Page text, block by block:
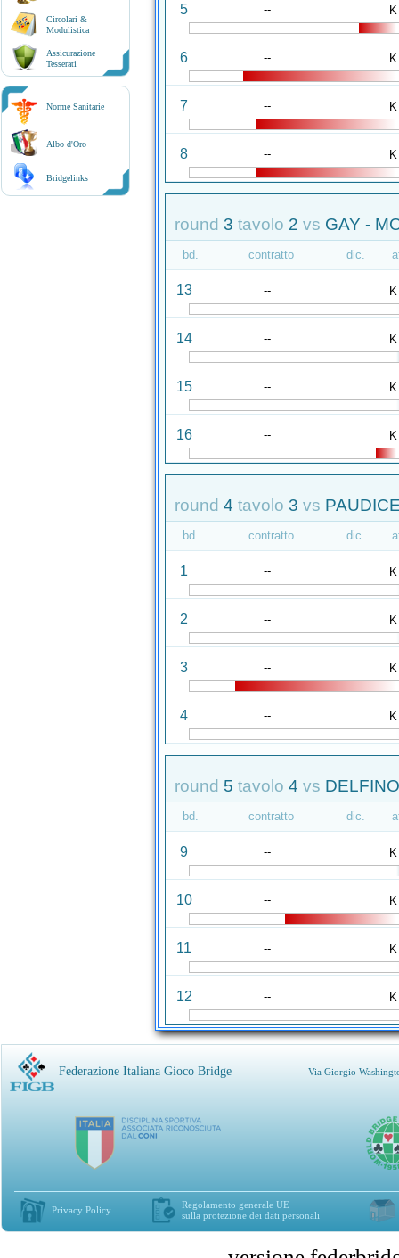
Circolari &
Modulistica
Assicurazione
Tesserati
Norme Sanitarie
Albo d'Oro
Bridgelinks
5 -- K
6 -- K
7 -- K
8 -- K
round 3 tavolo 2 vs GAY -
bd. contratto dic.
13 -- K
14 -- K
15 -- K
16 -- K
round 4 tavolo 3 vs
bd. contratto dic.
1 -- K
2 -- K
3 -- K
4 -- K
round 5 tavolo 4 vs
bd. contratto dic.
9 -- K
10 -- K
11 -- K
12 -- K
Federazione Italiana Gioco Bridge Via Giorgio
Privacy Policy
Regolamento generale UE
sulla protezione dei dati personali